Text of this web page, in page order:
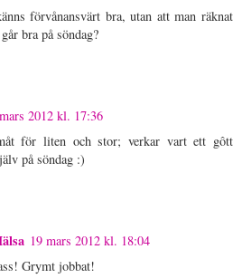
förvånansvärt bra, utan att man räknat
bra på söndag?
2012 kl. 17:36
för liten och stor; verkar vart ett gôtt
på söndag :)
19 mars 2012 kl. 18:04
Grymt jobbat!